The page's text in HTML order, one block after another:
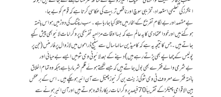
اینکرز کی تعلیمی استعداد، تخریبی سوچ اور ناقص تربیت کی عکاسی کرتا ہے کہ قوم کو بےجا،
بےمقصد اور بےلگام تفریح کے بخار میں مبتلا کیا جا رہا ہے۔ سب ریٹنگ کی دوڑ میں ہواس باختہ
ہوگئے ہیں اور خوداعتمادی کا یہ عالم ہے کہ بسا اوقات مزاحیہ تفریحی پروگرامات لائیو بھی پیش کیے
جاتے ہیں۔ جس کا نتیجہ یہ ہے کہ کامیڈین سالہا سال سے سٹیج ڈراموں میں لازوال پرفارمنس (جن پر
پولیس کے چھاپے بھی پڑتے رہے ہیں) دینے کے بعد لائیو ٹی وی شو میں ایسے بےحیائی اور
بےشرمی والے فقرے بھی بول جاتے ہیں کہ جسے لکھتے ہوئے قلم شرما رہا ہے جبکہ وہ تمام اخلاق
باختہ فقرے معروف ٹی وی شوکی زینت بن کر نیوز چینل سے آن ائیر ہوچکے ہیں۔ اس کے برعکس
بین الاقوامی چینلز کے تقریباً 70فیصد پروگرامات ریکارڈ شدہ ہوتے ہیں اور آن ائیر ہونے سے